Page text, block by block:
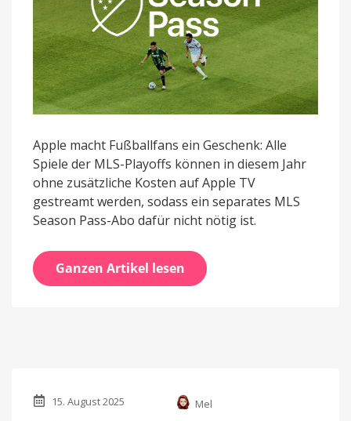
Apple macht Fußballfans ein Geschenk: Alle
Spiele der MLS-Playoffs können in diesem Jahr
ohne zusätzliche Kosten auf Apple TV
gestreamt werden, sodass ein separates MLS
Season Pass-Abo dafür nicht nötig ist.
Ganzen Artikel lesen
15. August 2025
Mel